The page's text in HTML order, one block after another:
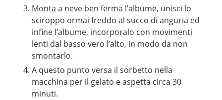
Monta a neve ben ferma l’albume, unisci lo
sciroppo ormai freddo al succo di anguria ed
infine l’albume, incorporalo con movimenti
lenti dal basso vero l’alto, in modo da non
smontarlo.
A questo punto versa il sorbetto nella
macchina per il gelato e aspetta circa 30
minuti.